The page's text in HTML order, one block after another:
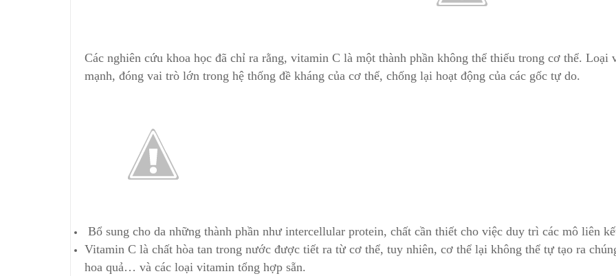
Các nghiên cứu khoa học đã chỉ ra rằng, vitamin C là một thành phần không thể thiếu trong cơ thể. Loại
mạnh, đóng vai trò lớn trong hệ thống đề kháng của cơ thể, chống lại hoạt động của các gốc tự do.
Bổ sung cho da những thành phần như intercellular protein, chất cần thiết cho việc duy trì các mô liên
Vitamin C là chất hòa tan trong nước được tiết ra từ cơ thể, tuy nhiên, cơ thể lại không thể tự tạo ra
hoa quả… và các loại vitamin tổng hợp sẵn.